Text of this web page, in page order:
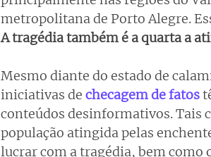
metropolitana de Porto Alegre.
A tragédia também é a quarta a
Mesmo diante do estado de
iniciativas de checagem de fatos
conteúdos desinformativos. Tais
população atingida pelas
lucrar com a tragédia, bem